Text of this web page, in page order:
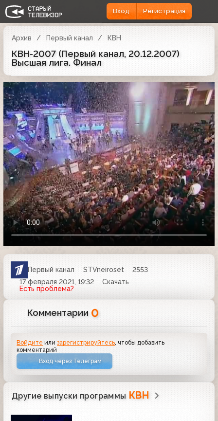
Вход Регистрация
Архив Первый канал КВН
КВН-2007 (Первый канал, 20.12.2007)
Высшая лига. Финал
Первый канал STVneiroset
2553
17 февраля 2021, 19:32
Скачать
Есть проблема?
Комментарии 0
Войдите илизарегистрируйтесь , чтобы добавить
комментарий
Вход через Телеграм
Другие выпуски программы КВН